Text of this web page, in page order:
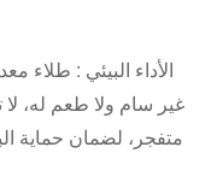
غير سام ولا طعم له، لا
متفجر، لضمان حماية